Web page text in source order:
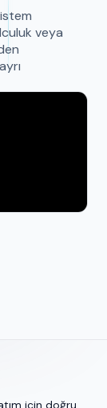
veya
için doğru